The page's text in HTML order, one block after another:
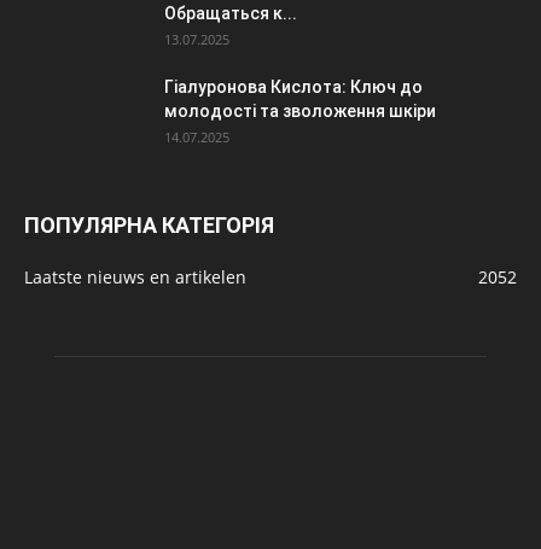
Обращаться к...
13.07.2025
Гіалуронова Кислота: Ключ до
молодості та зволоження шкіри
14.07.2025
ПОПУЛЯРНА КАТЕГОРІЯ
Laatste nieuws en artikelen 2052